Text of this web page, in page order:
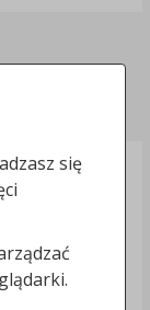
się